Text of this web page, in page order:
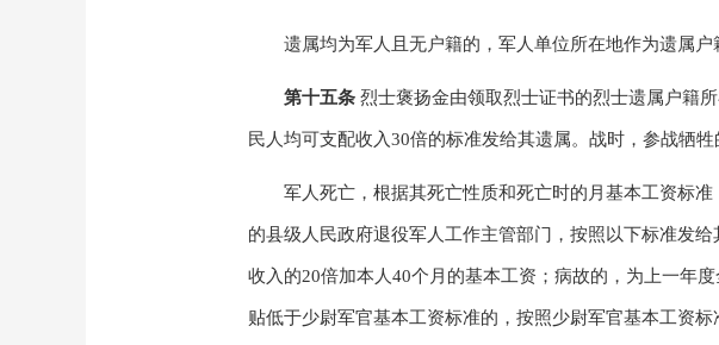
遗属均为军人且无户籍的，军人单位所在地作为遗属户
第十五条 烈士褒扬金由领取烈士证书的烈士遗属户籍
民人均可支配收入30倍的标准发给其遗属。战时，参战牺牲
军人死亡，根据其死亡性质和死亡时的月基本工资标
的县级人民政府退役军人工作主管部门，按照以下标准发
收入的20倍加本人40个月的基本工资；病故的，为上一年
贴低于少尉军官基本工资标准的，按照少尉军官基本工资